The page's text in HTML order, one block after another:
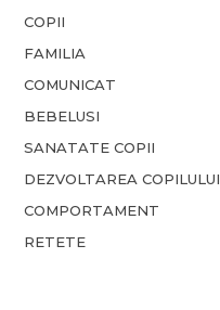
COPII
FAMILIA
COMUNICAT
BEBELUSI
SANATATE COPII
DEZVOLTAREA COPILULUI
COMPORTAMENT
RETETE